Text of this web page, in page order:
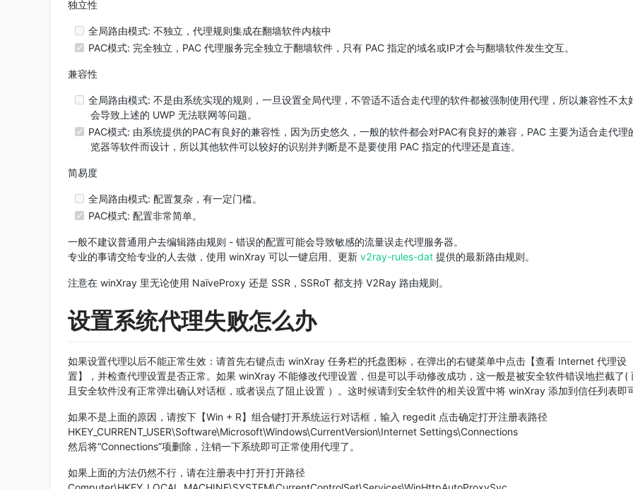
独立性
全局路由模式: 不独立，代理规则集成在翻墙软件内核中
PAC模式: 完全独立，PAC 代理服务完全独立于翻墙软件，只有 PAC 指定的域名或IP才会与翻墙软件发生交互。
兼容性
全局路由模式: 不是由系统实现的规则，一旦设置全局代理，不管适不适合走代理的软件都被强制使用代理，所以兼容性不太
会导致上述的 UWP 无法联网等问题。
PAC模式: 由系统提供的PAC有良好的兼容性，因为历史悠久，一般的软件都会对PAC有良好的兼容，PAC 主要为适合走代理
览器等软件而设计，所以其他软件可以较好的识别并判断是不是要使用 PAC 指定的代理还是直连。
简易度
全局路由模式: 配置复杂，有一定门槛。
PAC模式: 配置非常简单。
一般不建议普通用户去编辑路由规则 - 错误的配置可能会导致敏感的流量误走代理服务器。
专业的事请交给专业的人去做，使用 winXray 可以一键启用、更新 v2ray-rules-dat 提供的最新路由规则。
注意在 winXray 里无论使用 NaïveProxy 还是 SSR，SSRoT 都支持 V2Ray 路由规则。
设置系统代理失败怎么办
如果设置代理以后不能正常生效：请首先右键点击 winXray 任务栏的托盘图标，在弹出的右键菜单中点击【查看 Internet 代理设
置】，并检查代理设置是否正常。如果 winXray 不能修改代理设置，但是可以手动修改成功，这一般是被安全软件错误地拦截了(
且安全软件没有正常弹出确认对话框，或者误点了阻止设置 ）。这时候请到安全软件的相关设置中将 winXray 添加到信任列表即
如果不是上面的原因，请按下【Win + R】组合键打开系统运行对话框，输入 regedit 点击确定打开注册表路径
HKEY_CURRENT_USER\Software\Microsoft\Windows\CurrentVersion\Internet Settings\Connections
然后将“Connections”项删除，注销一下系统即可正常使用代理了。
如果上面的方法仍然不行，请在注册表中打开打开路径